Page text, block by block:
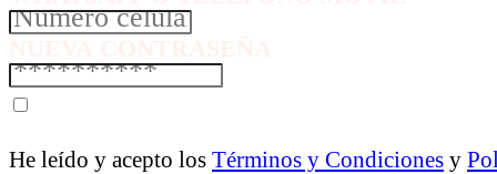
He leído y acepto los Términos y Condiciones y